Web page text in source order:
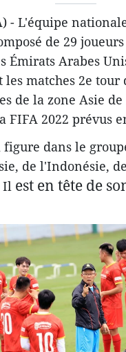
- L'équipe
de 29
Émirats Arabes
matches 2e tour
de la zone Asie de
FIFA 2022 prévus
dans le
de l'Indonésie,
Il est en tête de